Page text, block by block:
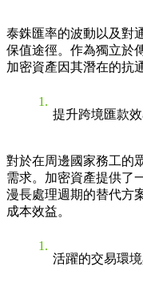
泰銖匯率的波動以及對
保值途徑。作為獨立於
加密資產因其潛在的抗
提升跨境匯款
對於在周邊國家務工的
需求。加密資產提供了
漫長處理週期的替代方
成本效益。
活躍的交易環